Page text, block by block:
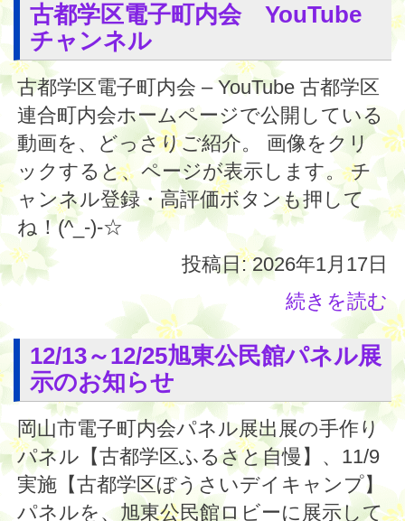
古都学区電子町内会 YouTube
チャンネル
古都学区電子町内会 – YouTube 古都学区
連合町内会ホームページで公開している
動画を、どっさりご紹介。 画像をクリ
ックすると、ページが表示します。 チ
ャンネル登録・高評価ボタンも押して
ね！(^_-)-☆
投稿日: 2026年1月17日
続きを読む
12/13～12/25旭東公民館パネル展
示のお知らせ
岡山市電子町内会パネル展出展の手作り
パネル【古都学区ふるさと自慢】、11/9
実施【古都学区ぼうさいデイキャンプ】
パネルを、旭東公民館ロビーに展示して